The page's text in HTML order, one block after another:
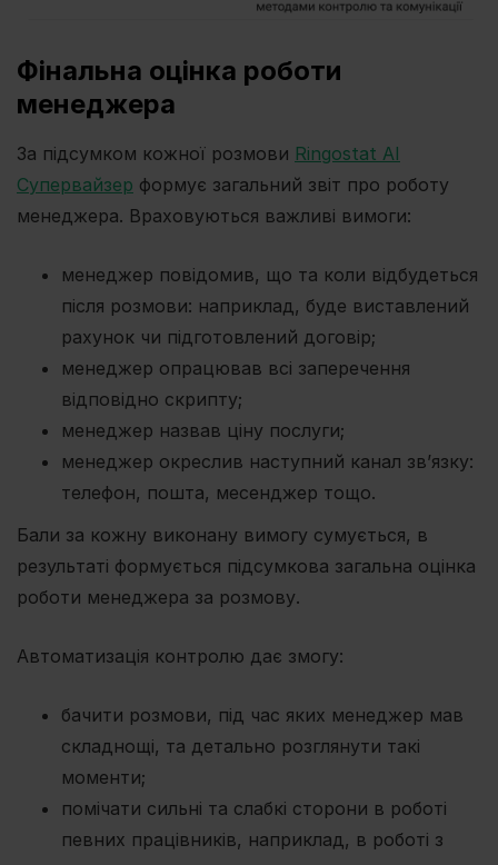
Фінальна оцінка роботи
менеджера
За підсумком кожної розмови Ringostat AI
Супервайзер формує загальний звіт про роботу
менеджера. Враховуються важливі вимоги:
менеджер повідомив, що та коли відбудеться
після розмови: наприклад, буде виставлений
рахунок чи підготовлений договір;
менеджер опрацював всі заперечення
відповідно скрипту;
менеджер назвав ціну послуги;
менеджер окреслив наступний канал зв’язку:
телефон, пошта, месенджер тощо.
Бали за кожну виконану вимогу сумується, в
результаті формується підсумкова загальна оцінка
роботи менеджера за розмову.
Автоматизація контролю дає змогу:
бачити розмови, під час яких менеджер мав
складнощі, та детально розглянути такі
моменти;
помічати сильні та слабкі сторони в роботі
певних працівників, наприклад, в роботі з